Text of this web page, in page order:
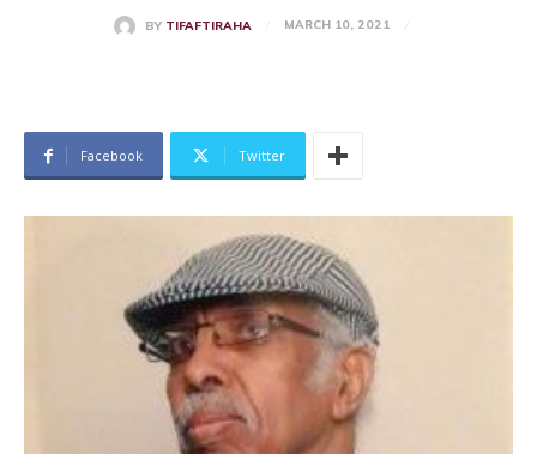
BY TIFAFTIRAHA MARCH 10, 2021
Facebook Twitter